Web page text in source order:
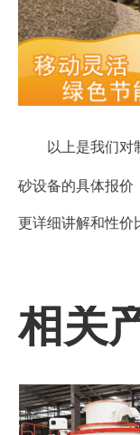
以上是我们
砂设备的具体报价
更详细讲解和性价
相关